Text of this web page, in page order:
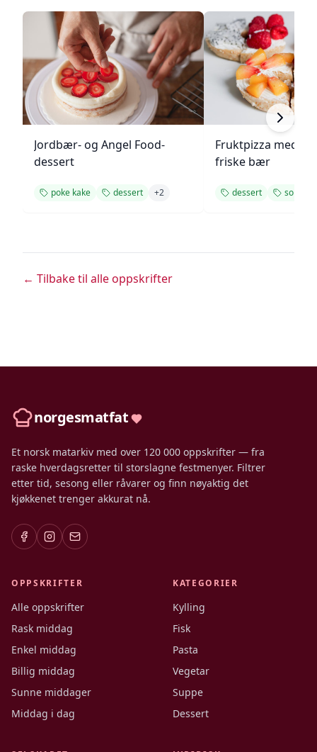
Jordbær- og Angel Food-
dessert
poke kake dessert +2
Fruktpizza med
friske bær
dessert sommer
← Tilbake til alle oppskrifter
norgesmatfat
Et norsk matarkiv med over 120 000 oppskrifter — fra
raske hverdagsretter til storslagne festmenyer. Filtrer
etter tid, sesong eller råvarer og finn nøyaktig det
kjøkkenet trenger akkurat nå.
OPPSKRIFTER
Alle oppskrifter
Rask middag
Enkel middag
Billig middag
Sunne middager
Middag i dag
KATEGORIER
Kylling
Fisk
Pasta
Vegetar
Suppe
Dessert